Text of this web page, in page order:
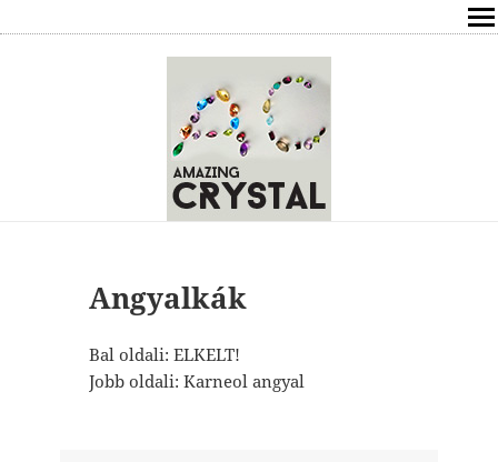
ÍRÁSOK
ÁSVÁNYOK HATÁSAI
ELÉRHETŐSÉG
FREE
Angyalkák
Bal oldali: ELKELT!
Jobb oldali: Karneol angyal